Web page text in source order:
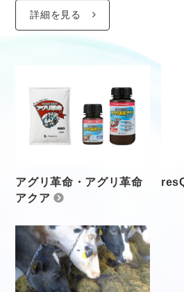
詳細を見る
アグリ革命・アグリ革命
アクア